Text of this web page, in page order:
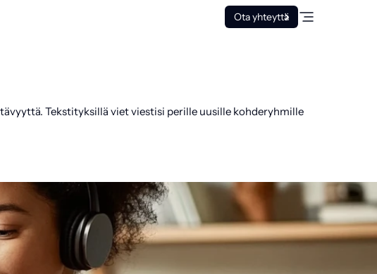
Ota yhteyttä
Tekstityksillä viet viestisi perille uusille kohderyhmille